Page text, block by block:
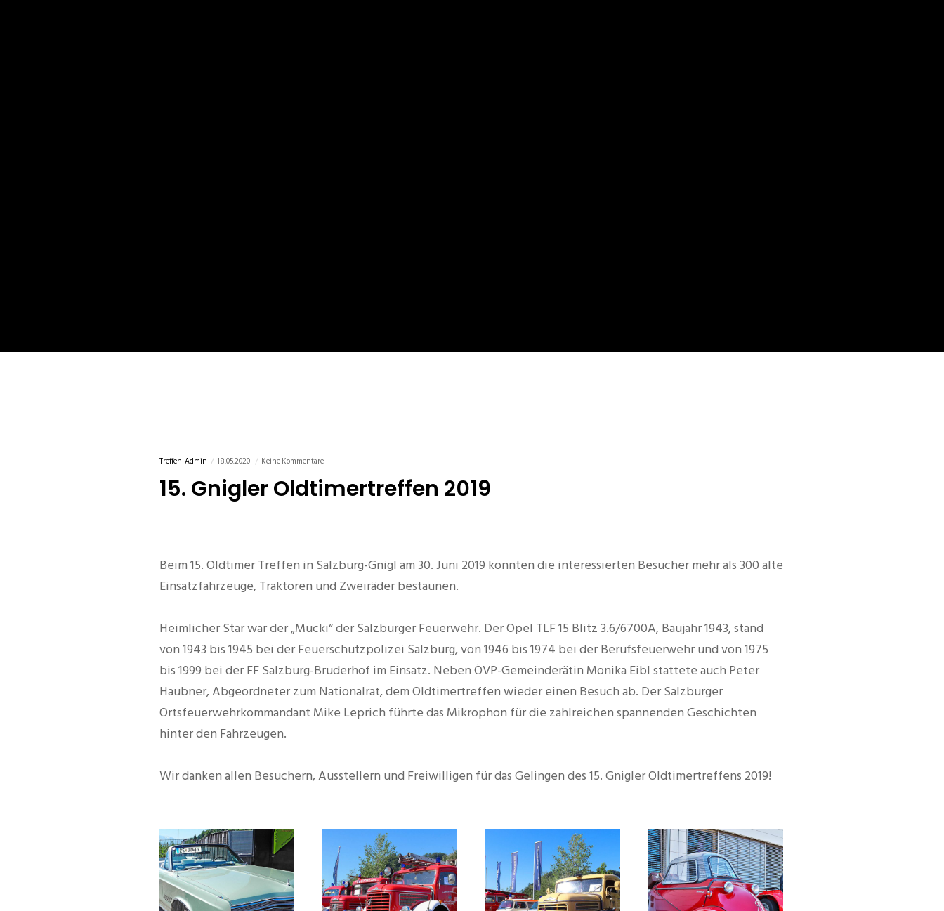
Treffen-Admin 18.05.2020 Keine Kommentare
15. Gnigler Oldtimertreffen 2019
Beim 15. Oldtimer Treffen in Salzburg-Gnigl am 30. Juni 2019 konnten die interessierten Besucher mehr als 300 alte
Einsatzfahrzeuge, Traktoren und Zweiräder bestaunen.
Heimlicher Star war der „Mucki“ der Salzburger Feuerwehr. Der Opel TLF 15 Blitz 3.6/6700A, Baujahr 1943, stand
von 1943 bis 1945 bei der Feuerschutzpolizei Salzburg, von 1946 bis 1974 bei der Berufsfeuerwehr und von 1975
bis 1999 bei der FF Salzburg-Bruderhof im Einsatz. Neben ÖVP-Gemeinderätin Monika Eibl stattete auch Peter
Haubner, Abgeordneter zum Nationalrat, dem Oldtimertreffen wieder einen Besuch ab. Der Salzburger
Ortsfeuerwehrkommandant Mike Leprich führte das Mikrophon für die zahlreichen spannenden Geschichten
hinter den Fahrzeugen.
Wir danken allen Besuchern, Ausstellern und Freiwilligen für das Gelingen des 15. Gnigler Oldtimertreffens 2019!